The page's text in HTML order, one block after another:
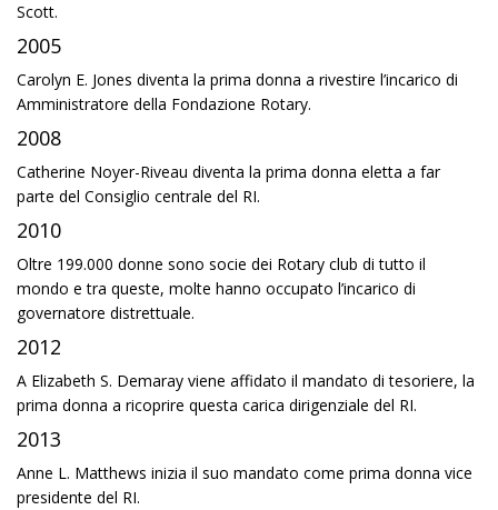
Scott.
2005
Carolyn E. Jones diventa la prima donna a rivestire l’incarico di
Amministratore della Fondazione Rotary.
2008
Catherine Noyer-Riveau diventa la prima donna eletta a far
parte del Consiglio centrale del RI.
2010
Oltre 199.000 donne sono socie dei Rotary club di tutto il
mondo e tra queste, molte hanno occupato l’incarico di
governatore distrettuale.
2012
A Elizabeth S. Demaray viene affidato il mandato di tesoriere, la
prima donna a ricoprire questa carica dirigenziale del RI.
2013
Anne L. Matthews inizia il suo mandato come prima donna vice
presidente del RI.